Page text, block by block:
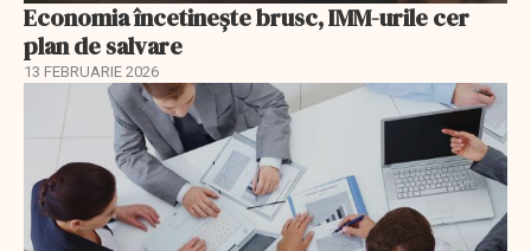
Economia încetinește brusc, IMM-urile cer
plan de salvare
13 FEBRUARIE 2026